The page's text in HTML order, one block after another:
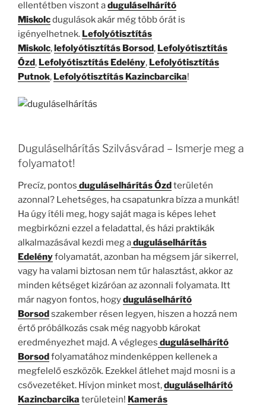
ellentétben viszont aduguláselhárító
Miskolcdugulások akár még több órát is
igényelhetnek. Lefolyótisztítás
Miskolc,lefolyótisztítás Borsod, Lefolyótisztítás
Ózd, Lefolyótisztítás Edelény, Lefolyótisztítás
Putnok, Lefolyótisztítás Kazincbarcika!
Duguláselhárítás Szilvásvárad – Ismerje meg a
folyamatot!
Precíz, pontos duguláselhárítás Ózdterületén
azonnal? Lehetséges, ha csapatunkra bízza a munkát!
Ha úgy ítéli meg, hogy saját maga is képes lehet
megbirkózni ezzel a feladattal, és házi praktikák
alkalmazásával kezdi meg aduguláselhárítás
Edelényfolyamatát, azonban ha mégsem jár sikerrel,
vagy ha valami biztosan nem tűr halasztást, akkor az
minden kétséget kizáróan az azonnali folyamata. Itt
már nagyon fontos, hogyduguláselhárító
Borsodszakember résen legyen, hiszen a hozzá nem
értő próbálkozás csak még nagyobb károkat
eredményezhet majd. A végleges duguláselhárító
Borsodfolyamatához mindenképpen kellenek a
megfelelő eszközök. Ezekkel átlehet majd mosni is a
csővezetéket. Hívjon minket most,duguláselhárító
Kazincbarcika területein! Kamerás